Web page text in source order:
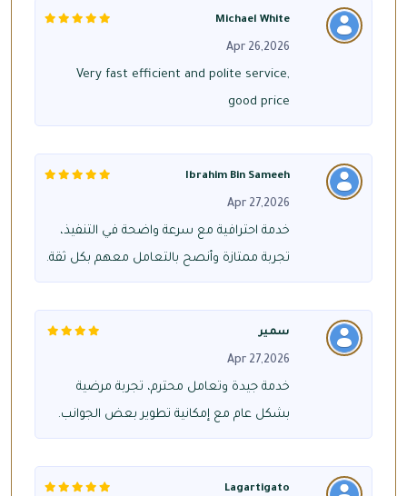
Michael White
Apr 26,2026
Very fast efficient and polite service,
good price
Ibrahim Bin Sameeh
Apr 27,2026
خدمة احترافية مع سرعة واضحة في التنفيذ،
تجربة ممتازة وأنصح بالتعامل معهم بكل ثقة.
سمير
Apr 27,2026
خدمة جيدة وتعامل محترم، تجربة مرضية
بشكل عام مع إمكانية تطوير بعض الجوانب.
Lagartigato